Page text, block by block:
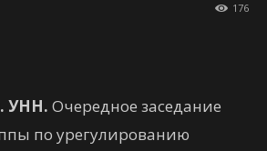
176
УНН. Очередное заседание
по урегулированию